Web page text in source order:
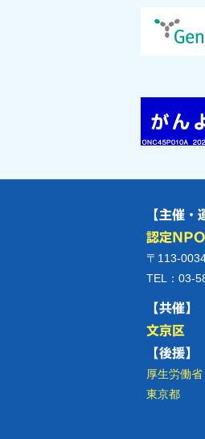
【主催・
認定NPO
〒113-
TEL：03-
【共催】
文京区
【後援】
厚生労働省
東京都